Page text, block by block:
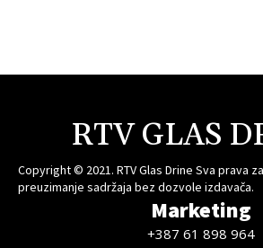
RTV GLAS
Copyright © 2021. RTV Glas Drine Sva prava
preuzimanje sadržaja bez dozvole izdavača.
Marketing
+387 61 898 964